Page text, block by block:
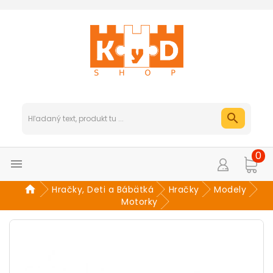

0
Hračky, Deti a Bábätká Hračky
Modely
Motorky